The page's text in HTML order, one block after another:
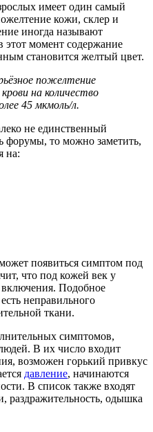
имеет один самый
кожи, склер и
иногда называют
момент содержание
становится желтый цвет.
пожелтение
на количество
45 мкмоль/л.
не единственный
форумы, то можно заметить,
на:
появиться симптом под
что под кожей век у
Подобное
неправильного
ткани.
симптомов,
В их число входит
возможен горький привкус
давление, начинаются
В список также входят
раздражительность, одышка